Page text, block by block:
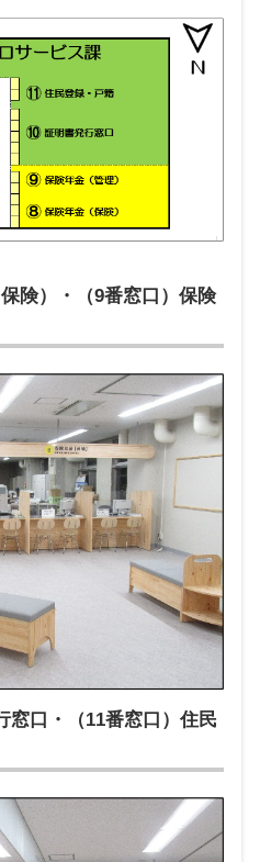
険）・（9番窓口）保険
窓口・（11番窓口）住民